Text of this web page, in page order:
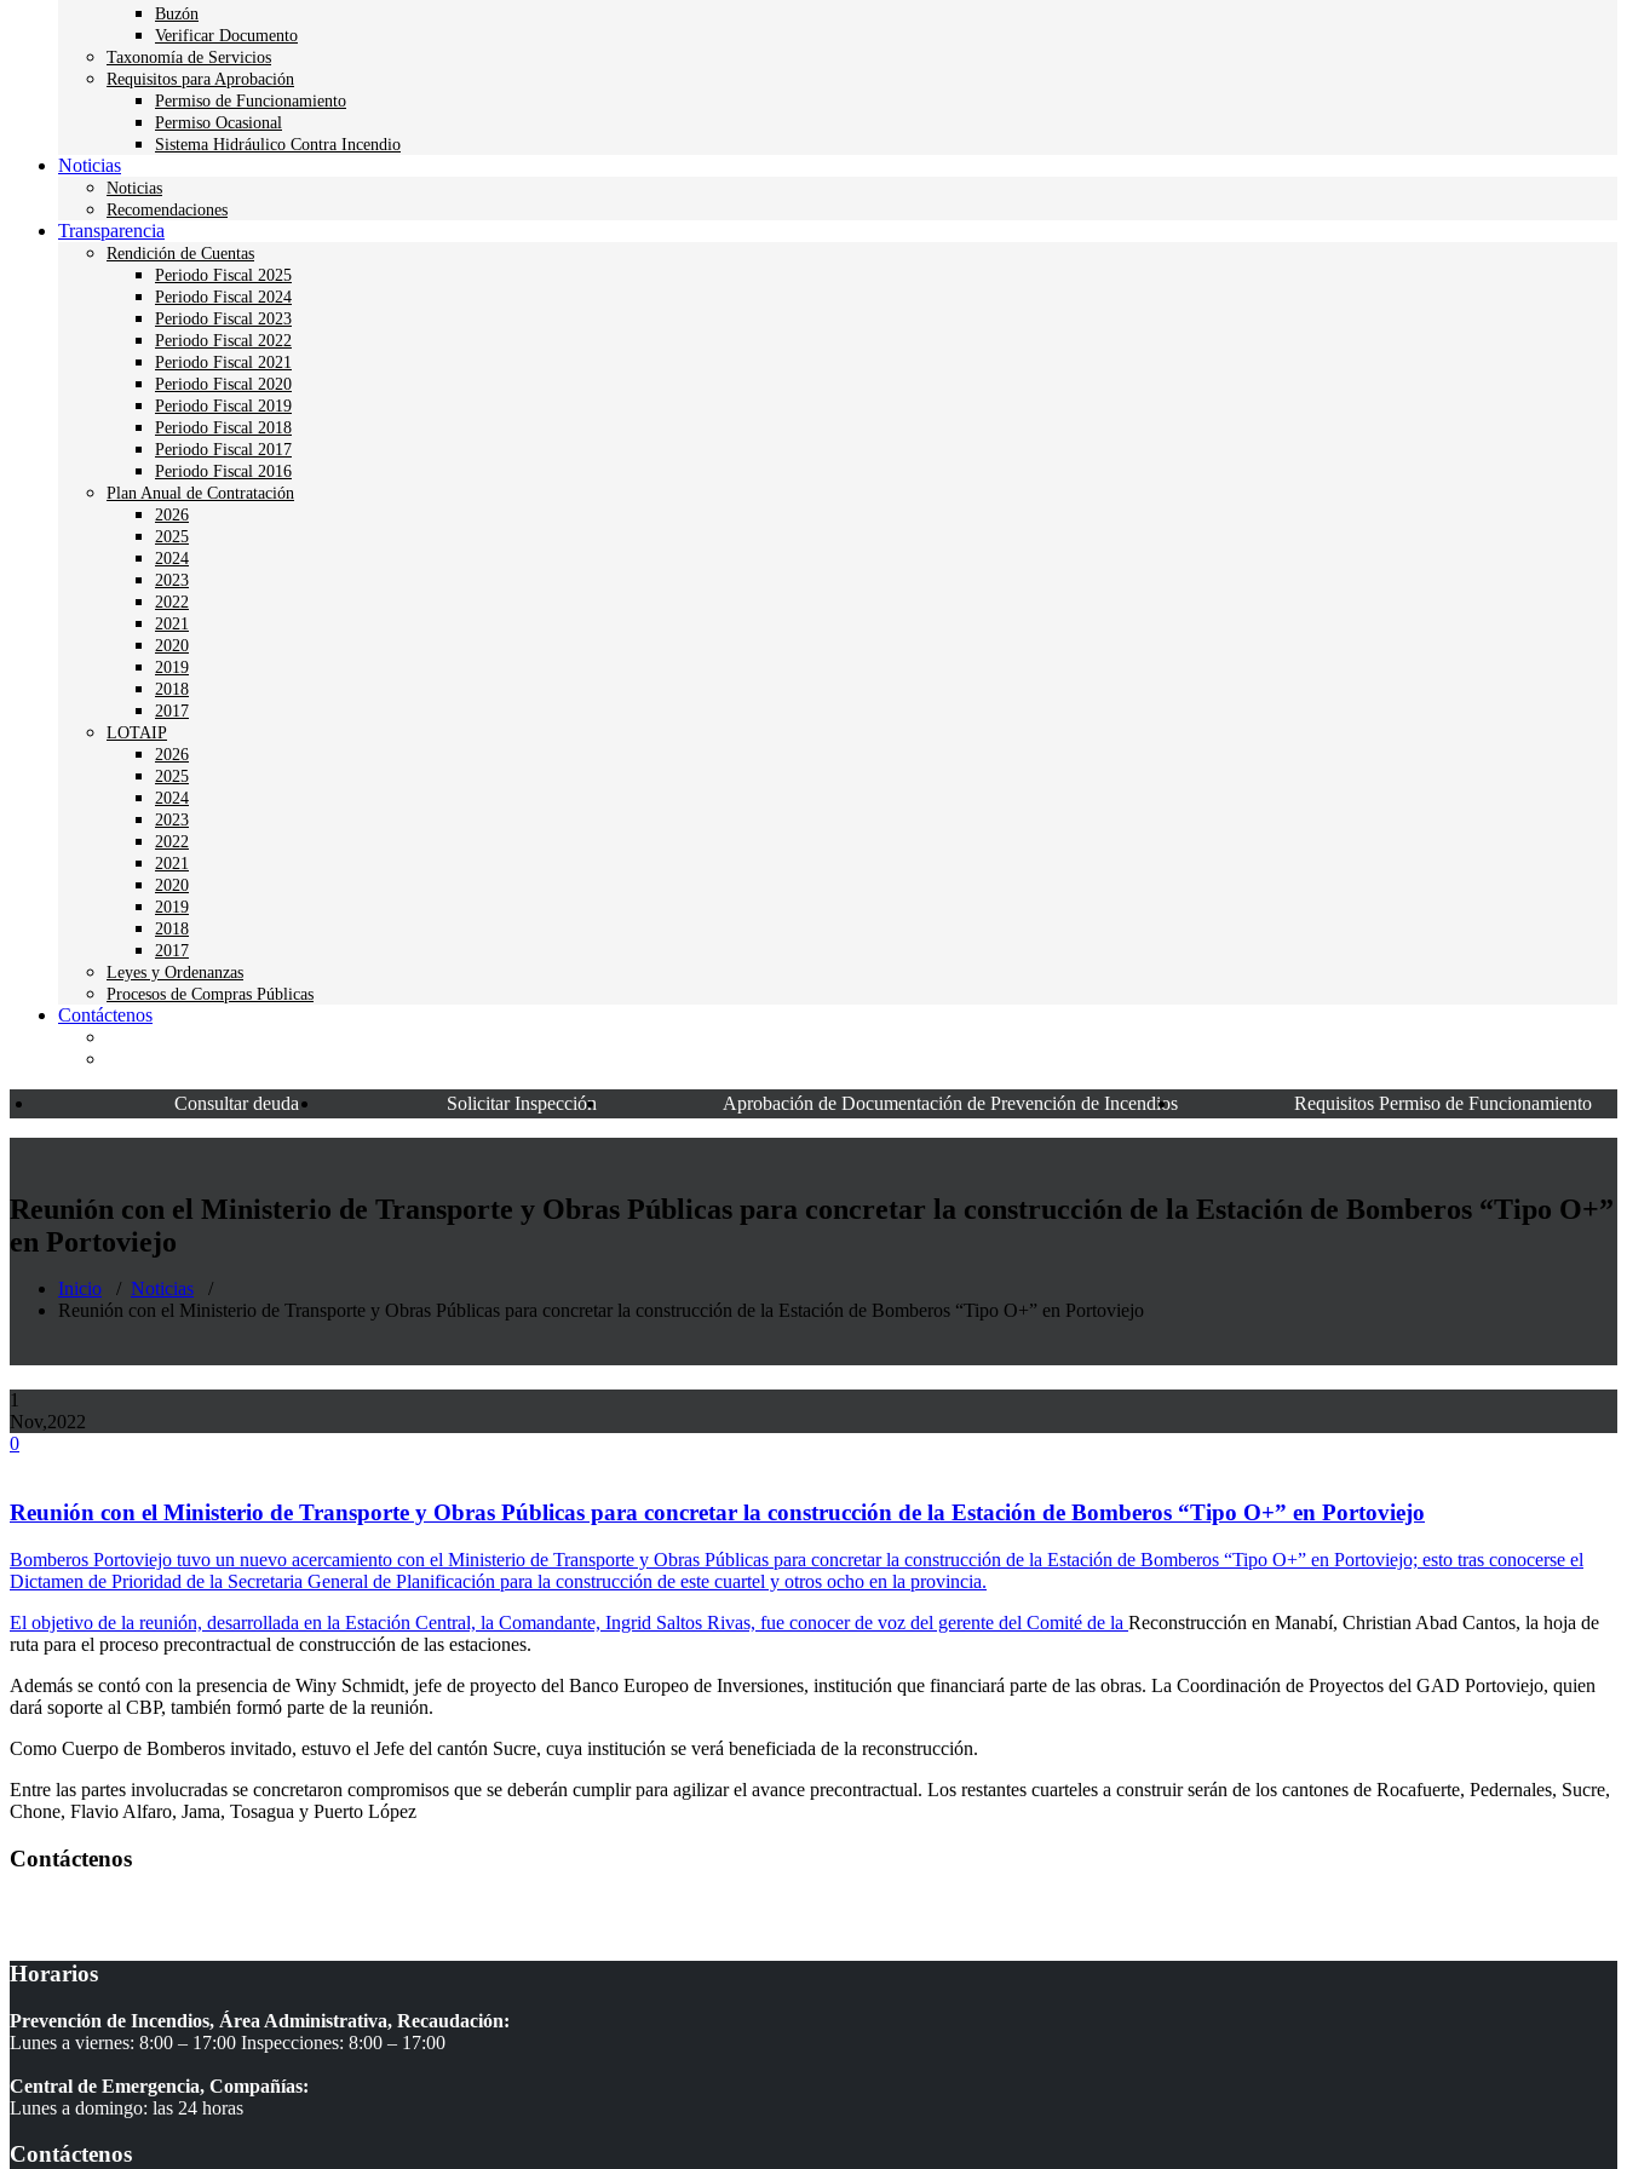
Buzón
Verificar Documento
Taxonomía de Servicios
Requisitos para Aprobación
Permiso de Funcionamiento
Permiso Ocasional
Sistema Hidráulico Contra Incendio
Noticias
Noticias
Recomendaciones
Transparencia
Rendición de Cuentas
Periodo Fiscal 2025
Periodo Fiscal 2024
Periodo Fiscal 2023
Periodo Fiscal 2022
Periodo Fiscal 2021
Periodo Fiscal 2020
Periodo Fiscal 2019
Periodo Fiscal 2018
Periodo Fiscal 2017
Periodo Fiscal 2016
Plan Anual de Contratación
2026
2025
2024
2023
2022
2021
2020
2019
2018
2017
LOTAIP
2026
2025
2024
2023
2022
2021
2020
2019
2018
2017
Leyes y Ordenanzas
Procesos de Compras Públicas
Contáctenos
Consultar deuda Solicitar Inspección Aprobación de Documentación de Prevención de Incendios Requisitos Permiso de Funcionamiento
Reunión con el Ministerio de Transporte y Obras Públicas para concretar la construcción de la Estación de Bomberos “Tipo O+”
en Portoviejo
Inicio / Noticias /
Reunión con el Ministerio de Transporte y Obras Públicas para concretar la construcción de la Estación de Bomberos “Tipo O+” en Portoviejo
1
Nov,2022
0
Reunión con el Ministerio de Transporte y Obras Públicas para concretar la construcción de la Estación de Bomberos “Tipo O+” en Portoviejo
Bomberos Portoviejo tuvo un nuevo acercamiento con el Ministerio de Transporte y Obras Públicas para concretar la construcción de la Estación de Bomberos “Tipo O+” en Portoviejo; esto tras conocerse el
Dictamen de Prioridad de la Secretaria General de Planificación para la construcción de este cuartel y otros ocho en la provincia.
El objetivo de la reunión, desarrollada en la Estación Central, la Comandante, Ingrid Saltos Rivas, fue conocer de voz del gerente del Comité de la Reconstrucción en Manabí, Christian Abad Cantos, la hoja de
ruta para el proceso precontractual de construcción de las estaciones.
Además se contó con la presencia de Winy Schmidt, jefe de proyecto del Banco Europeo de Inversiones, institución que financiará parte de las obras. La Coordinación de Proyectos del GAD Portoviejo, quien
dará soporte al CBP, también formó parte de la reunión.
Como Cuerpo de Bomberos invitado, estuvo el Jefe del cantón Sucre, cuya institución se verá beneficiada de la reconstrucción.
Entre las partes involucradas se concretaron compromisos que se deberán cumplir para agilizar el avance precontractual. Los restantes cuarteles a construir serán de los cantones de Rocafuerte, Pedernales, Sucre,
Chone, Flavio Alfaro, Jama, Tosagua y Puerto López
Contáctenos
Horarios
Prevención de Incendios, Área Administrativa, Recaudación:
Lunes a viernes: 8:00 – 17:00 Inspecciones: 8:00 – 17:00
Central de Emergencia, Compañías:
Lunes a domingo: las 24 horas
Contáctenos